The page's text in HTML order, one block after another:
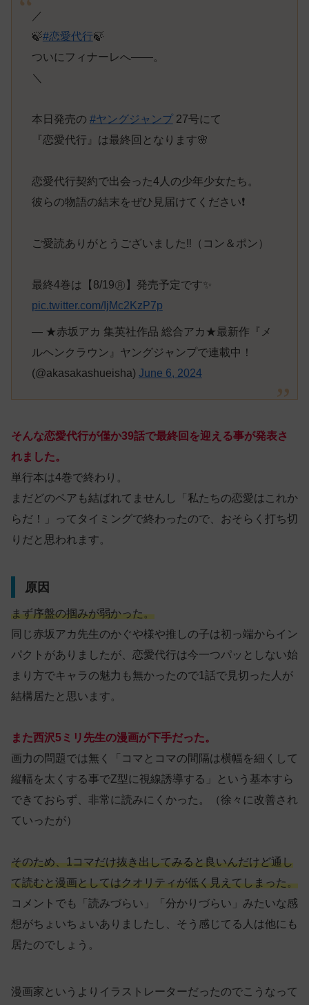
／
🍃#恋愛代行🍃
ついにフィナーレへ――。
＼
本日発売の #ヤングジャンプ27号にて
『恋愛代行』は最終回となります🌸
恋愛代行契約で出会った4人の少年少女たち。
彼らの物語の結末をぜひ見届けてください❗️
ご愛読ありがとうございました‼️（コン＆ポン）
最終4巻は【8/19㊊】発売予定です✨
pic.twitter.com/IjMc2KzP7p
— ★赤坂アカ 集英社作品 総合アカ★最新作『メ
ルヘンクラウン』ヤングジャンプで連載中！
(@akasakashueisha) June 6, 2024
そんな恋愛代行が僅か39話で最終回を迎える事が発表さ
れました。
単行本は4巻で終わり。
まだどのペアも結ばれてませんし「私たちの恋愛はこれか
らだ！」ってタイミングで終わったので、おそらく打ち切
りだと思われます。
原因
まず序盤の掴みが弱かった。
同じ赤坂アカ先生のかぐや様や推しの子は初っ端からイン
パクトがありましたが、恋愛代行は今一つパッとしない始
まり方でキャラの魅力も無かったので1話で見切った人が
結構居たと思います。
また西沢5ミリ先生の漫画が下手だった。
画力の問題では無く「コマとコマの間隔は横幅を細くして
縦幅を太くする事でZ型に視線誘導する」という基本すら
できておらず、非常に読みにくかった。（徐々に改善され
ていったが）
そのため、1コマだけ抜き出してみると良いんだけど通し
て読むと漫画としてはクオリティが低く見えてしまった。
コメントでも「読みづらい」「分かりづらい」みたいな感
想がちょいちょいありましたし、そう感じてる人は他にも
居たのでしょう。
漫画家というよりイラストレーターだったのでこうなって